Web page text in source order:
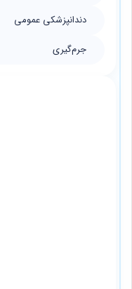
دندانپزشکی عمومی
جرم‌گیری